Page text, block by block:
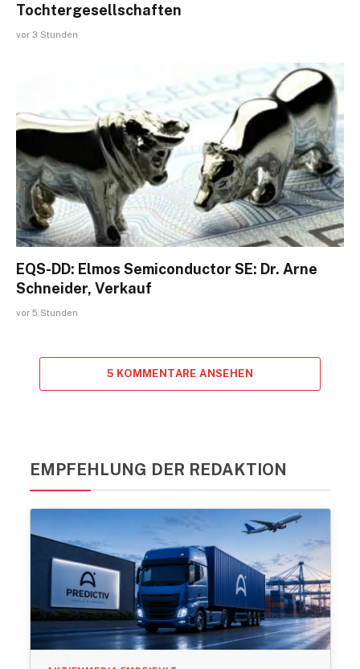
Tochtergesellschaften
vor 3 Stunden
EQS-DD: Elmos Semiconductor SE: Dr. Arne
Schneider, Verkauf
vor 5 Stunden
5 KOMMENTARE ANSEHEN
EMPFEHLUNG DER REDAKTION